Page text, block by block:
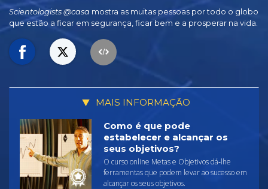
Scientologists @casa mostra as muitas pessoas por todo o globo
que estão a ficar em segurança, ficar bem e a prosperar na vida.
MAIS INFORMAÇÃO
Como é que pode
estabelecer e alcançar os
seus objetivos?
O curso online Metas e Objetivos dá‑lhe
ferramentas que podem levar ao sucesso em
alcançar os seus objetivos.